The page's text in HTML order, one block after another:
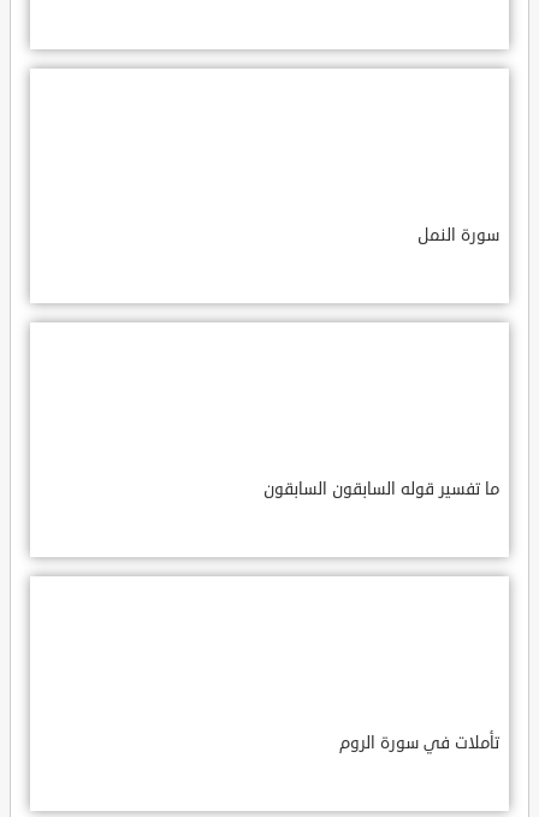
سورة النمل
ما تفسير قوله السابقون السابقون
تأملات في سورة الروم